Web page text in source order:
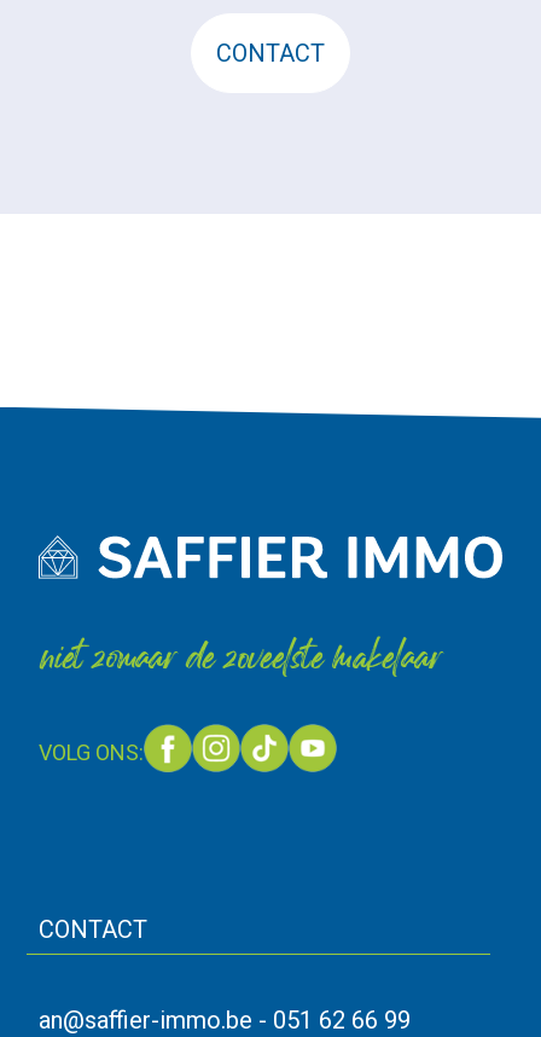
CONTACT
niet zomaar de zoveelste makelaar
VOLG ONS:
CONTACT
an@saffier-immo.be - 051 62 66 99